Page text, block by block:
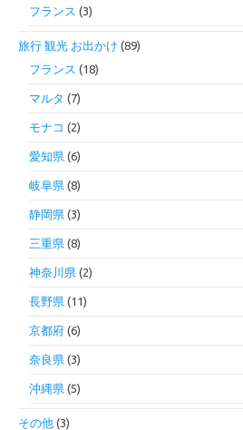
フランス (3)
旅行 観光 お出かけ (89)
フランス (18)
マルタ (7)
モナコ (2)
愛知県 (6)
岐阜県 (8)
静岡県 (3)
三重県 (8)
神奈川県 (2)
長野県 (11)
京都府 (6)
奈良県 (3)
沖縄県 (5)
その他 (3)